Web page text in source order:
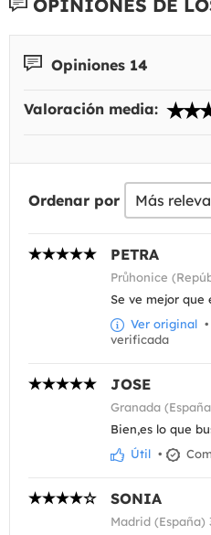
OPINIONES DE
Opiniones 14
Valoración media:
Ordenar por
PETRA
Průhonice
Se ve mejor que
Ver original •
verificada
JOSE
Granada
Bien,es lo que
Útil •
SONIA
Madrid (España)